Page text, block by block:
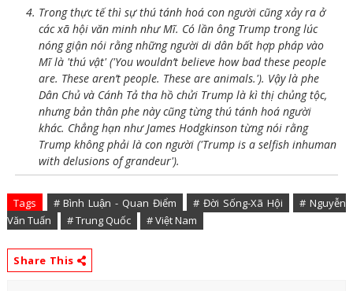
Trong thực tế thì sự thú tánh hoá con người cũng xảy ra ở
các xã hội văn minh như Mĩ. Có lần ông Trump trong lúc
nóng giận nói rằng những người di dân bất hợp pháp vào
Mĩ là 'thú vật' ('You wouldn’t believe how bad these people
are. These aren’t people. These are animals.'). Vậy là phe
Dân Chủ và Cánh Tả tha hồ chửi Trump là kì thị chủng tộc,
nhưng bản thân phe này cũng từng thú tánh hoá người
khác. Chẳng hạn như James Hodgkinson từng nói rằng
Trump không phải là con người ('Trump is a selfish inhuman
with delusions of grandeur').
Tags # Bình Luận - Quan Điểm # Đời Sống-Xã Hội
# Nguyễn
Văn Tuấn
# Trung Quốc # Việt Nam
Share This